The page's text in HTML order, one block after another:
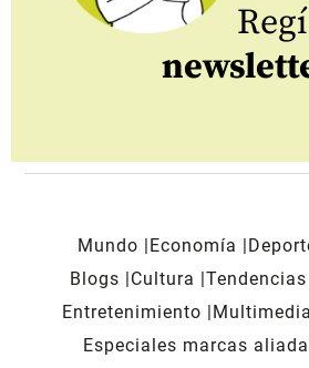
Mundo Economía
Blogs
Cultura Tendencias
Entretenimiento
Multimedia
Especiales marcas